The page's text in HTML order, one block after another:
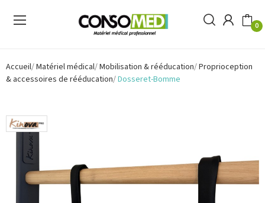
0
Accueil Matériel médical Mobilisation & rééducation Proprioception
& accessoires de rééducation Dosseret-Bomme